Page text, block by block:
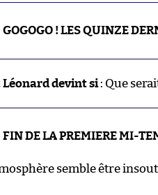
GOGOGO ! LES QUINZE
Léonard devint si: Que
FIN DE LA PREMIERE MI-
semble être